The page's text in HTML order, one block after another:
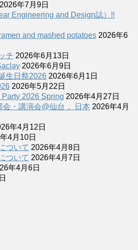
2026年7月9日
Engineering and Design誌）!!
and mashed potatoes 2026年6
チ 2026年6月13日
2026年6月9日
生日祭2026 2026年6月1日
2026年5月22日
2026 Spring 2026年4月27日
・講演会@仙台， 日本 2026年4月
年4月12日
4月10日
ついて 2026年4月8日
ついて 2026年4月7日
年4月6日